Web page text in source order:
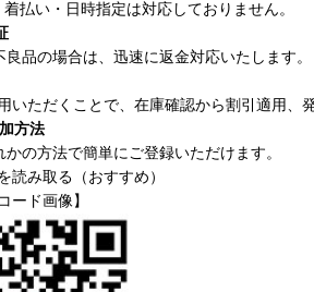
払い・日時指定は対応しておりません。
良品の場合は、迅速に返金対応いたします。
いただくことで、在庫確認から割引適用、
方法
かの方法で簡単にご登録いただけます。
読み取る（おすすめ）
ード画像】